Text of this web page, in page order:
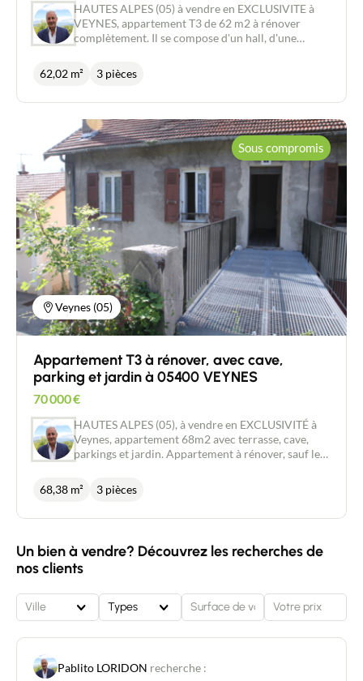
HAUTES ALPES (05) à vendre en EXCLUSIVITE à
VEYNES, appartement T3 de 62 m2 à rénover
complètement. Il se compose d'un hall, d'une
d'un living avec terrasse plein sud. Situé au 1er
étage. En rdc, vous disposerez d'une cave, et inclus
62,02 m² 3 pièces
Veynes (05)
Sous compromis
Appartement T3 à rénover, avec cave,
parking et jardin à 05400 VEYNES
70 000€
HAUTES ALPES (05), à vendre en EXCLUSIVITÉ à
Veynes, appartement 68m2 avec terrasse, cave,
parkings et jardin. Appartement à rénover, sauf les
Au 1er étage, il se compose d'un hall, d'une grande
cuisine, de 2 chambres, d'un living, d'une salle d'eau
emplacements de parking et un jardin de 188 m2.
68,38 m² 3 pièces
Un bien à vendre? Découvrez les recherches de
nos clients
Ville Types
Pablito LORIDON recherche :